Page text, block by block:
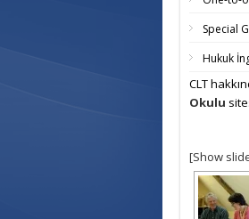
Special
Hukuk
CLT
Okulu
[Show